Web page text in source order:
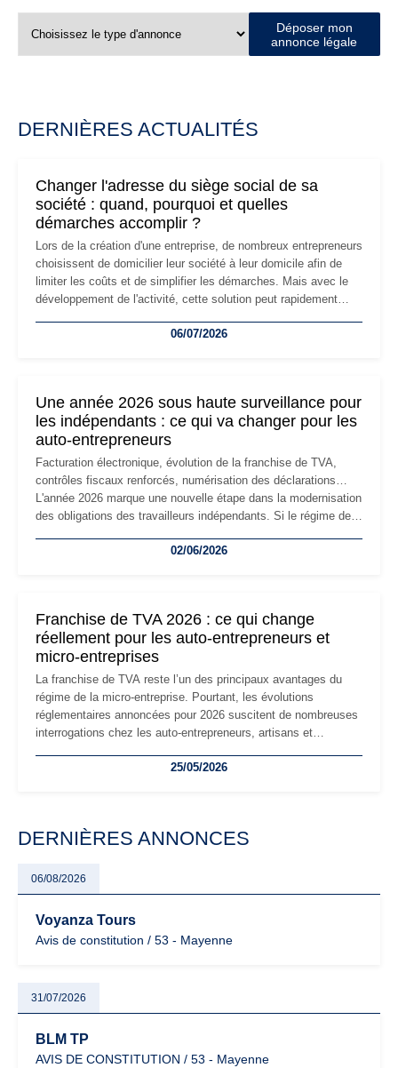
Déposer mon
annonce légale
DERNIÈRES ACTUALITÉS
Changer l'adresse du siège social de sa
société : quand, pourquoi et quelles
démarches accomplir ?
Lors de la création d'une entreprise, de nombreux entrepreneurs
choisissent de domicilier leur société à leur domicile afin de
limiter les coûts et de simplifier les démarches. Mais avec le
développement de l'activité, cette solution peut rapidement
professionnels, recrutement, image de marque… Le
06/07/2026
Une année 2026 sous haute surveillance pour
les indépendants : ce qui va changer pour les
auto-entrepreneurs
Facturation électronique, évolution de la franchise de TVA,
contrôles fiscaux renforcés, numérisation des déclarations…
L'année 2026 marque une nouvelle étape dans la modernisation
des obligations des travailleurs indépendants. Si le régime de
les auto-entrepreneurs devront s'adapter à un environnement
02/06/2026
Franchise de TVA 2026 : ce qui change
réellement pour les auto-entrepreneurs et
micro-entreprises
La franchise de TVA reste l’un des principaux avantages du
régime de la micro-entreprise. Pourtant, les évolutions
réglementaires annoncées pour 2026 suscitent de nombreuses
interrogations chez les auto-entrepreneurs, artisans et
facturation ou risque de bascule vers la TVA : les règles
25/05/2026
DERNIÈRES ANNONCES
06/08/2026
Voyanza Tours
Avis de constitution / 53 - Mayenne
31/07/2026
BLM TP
AVIS DE CONSTITUTION / 53 - Mayenne